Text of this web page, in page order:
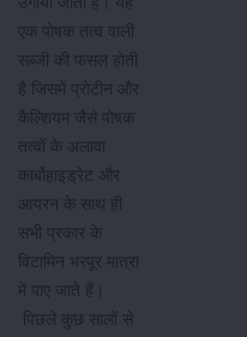
एक पोषक तत्व वाली
सब्जी की फसल होती
है जिसमें प्रोटीन और
कैल्शियम जैसे पोषक
तत्वों के अलावा
कार्बोहाइड्रेट और
आयरन के साथ ही
सभी प्रकार के
विटामिन भरपूर मात्रा
में पाए जाते हैं।
पिछले कुछ सालों से